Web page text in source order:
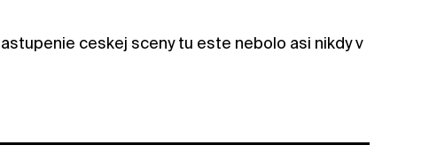
ceskej sceny tu este nebolo asi nikdy v